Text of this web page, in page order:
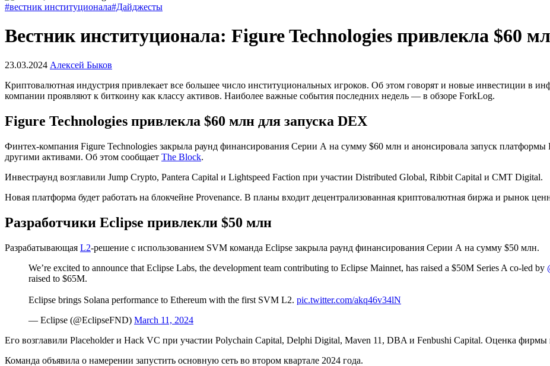
#вестник институционала#Дайджесты
Вестник институционала: Figure Technologies привлекла $60
23.03.2024 Алексей Быков
Криптовалютная индустрия привлекает все большее число институциональных игроков. Об этом говорят и новые инвестиции в
компании проявляют к биткоину как классу активов. Наиболее важные события последних недель — в обзоре ForkLog.
Figure Technologies привлекла $60 млн для запуска DEX
Финтех-компания Figure Technologies закрыла раунд финансирования Серии А на сумму $60 млн и анонсировала запуск
другими активами. Об этом сообщает The Block.
Инвестраунд возглавили Jump Crypto, Pantera Capital и Lightspeed Faction при участии Distributed Global, Ribbit Capital и CMT Digital.
Новая платформа будет работать на блокчейне Provenance. В планы входит децентрализованная криптовалютная биржа и рынок
Разработчики Eclipse привлекли $50 млн
Разрабатывающая L2-решение с использованием SVM команда Eclipse закрыла раунд финансирования Серии А на сумму $50 млн.
We’re excited to announce that Eclipse Labs, the development team contributing to Eclipse Mainnet, has raised a $50M Series A co-led by
raised to $65M.
Eclipse brings Solana performance to Ethereum with the first SVM L2. pic.twitter.com/akq46v34lN
— Eclipse (@EclipseFND) March 11, 2024
Его возглавили Placeholder и Hack VC при участии Polychain Capital, Delphi Digital, Maven 11, DBA и Fenbushi Capital. Оценка фирмы
Команда объявила о намерении запустить основную сеть во втором квартале 2024 года.